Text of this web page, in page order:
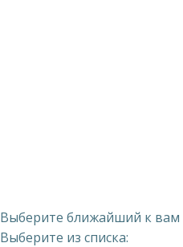
Выберите ближайший к вам
Выберите из списка: